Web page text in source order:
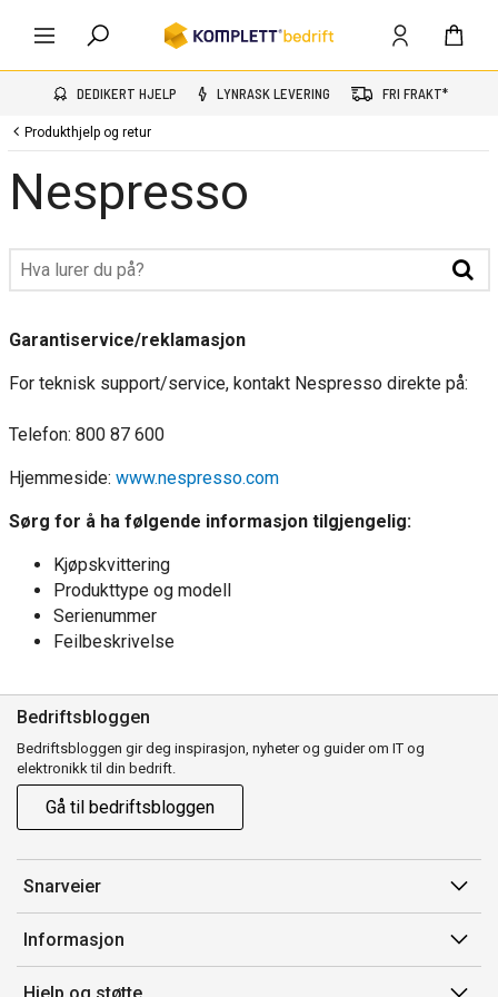
DEDIKERT HJELP LYNRASK LEVERING FRI FRAKT*
Produkthjelp og retur
Nespresso
Garantiservice/reklamasjon
For teknisk support/service, kontakt Nespresso direkte på:
Telefon: 800 87 600
Hjemmeside: www.nespresso.com
Sørg for å ha følgende informasjon tilgjengelig:
Kjøpskvittering
Produkttype og modell
Serienummer
Feilbeskrivelse
Bedriftsbloggen
Bedriftsbloggen gir deg inspirasjon, nyheter og guider om IT og
elektronikk til din bedrift.
Gå til bedriftsbloggen
Snarveier
Min side
Ordreoversikt
Informasjon
Salgsbetingelser
Hjelp og støtte